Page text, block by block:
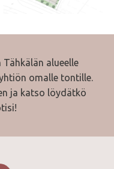
Tähkälän alueelle
omalle tontille.
ja katso löydätkö